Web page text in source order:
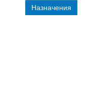
Назначения